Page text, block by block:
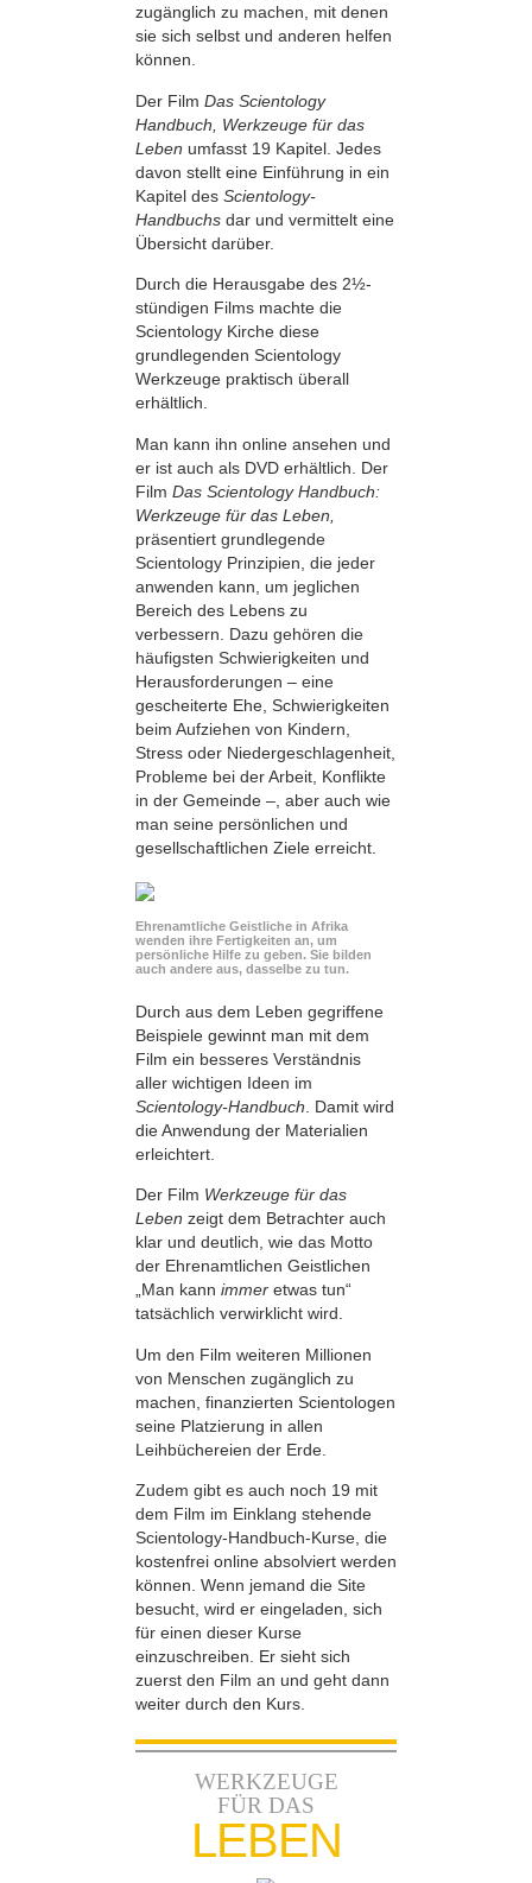
zugänglich zu machen, mit denen
sie sich selbst und anderen helfen
können.
Der Film Das Scientology
Handbuch, Werkzeuge für das
Leben umfasst 19 Kapitel. Jedes
davon stellt eine Einführung in ein
Kapitel des Scientology-
Handbuchs dar und vermittelt eine
Übersicht darüber.
Durch die Herausgabe des 2½-
stündigen Films machte die
Scientology Kirche diese
grundlegenden Scientology
Werkzeuge praktisch überall
erhältlich.
Man kann ihn online ansehen und
er ist auch als DVD erhältlich. Der
Film Das Scientology Handbuch:
Werkzeuge für das Leben,
präsentiert grundlegende
Scientology Prinzipien, die jeder
anwenden kann, um jeglichen
Bereich des Lebens zu
verbessern. Dazu gehören die
häufigsten Schwierigkeiten und
Herausforderungen – eine
gescheiterte Ehe, Schwierigkeiten
beim Aufziehen von Kindern,
Stress oder Niedergeschlagenheit,
Probleme bei der Arbeit, Konflikte
in der Gemeinde –, aber auch wie
man seine persönlichen und
gesellschaftlichen Ziele erreicht.
Ehrenamtliche Geistliche in Afrika
wenden ihre Fertigkeiten an, um
persönliche Hilfe zu geben. Sie bilden
auch andere aus, dasselbe zu tun.
Durch aus dem Leben gegriffene
Beispiele gewinnt man mit dem
Film ein besseres Verständnis
aller wichtigen Ideen im
Scientology-Handbuch . Damit wird
die Anwendung der Materialien
erleichtert.
Der Film Werkzeuge für das
Leben zeigt dem Betrachter auch
klar und deutlich, wie das Motto
der Ehrenamtlichen Geistlichen
„Man kann immer etwas tun“
tatsächlich verwirklicht wird.
Um den Film weiteren Millionen
von Menschen zugänglich zu
machen, finanzierten Scientologen
seine Platzierung in allen
Leihbüchereien der Erde.
Zudem gibt es auch noch 19 mit
dem Film im Einklang stehende
Scientology-Handbuch-Kurse, die
kostenfrei online absolviert werden
können. Wenn jemand die Site
besucht, wird er eingeladen, sich
für einen dieser Kurse
einzuschreiben. Er sieht sich
zuerst den Film an und geht dann
weiter durch den Kurs.
WERKZEUGE
FÜR DAS
LEBEN